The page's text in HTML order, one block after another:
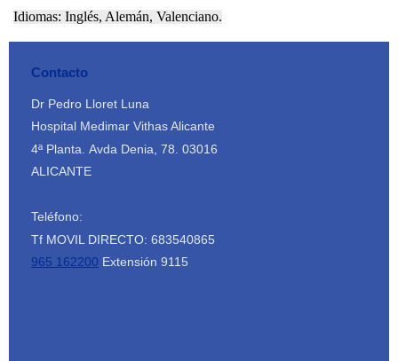
Idiomas: Inglés, Alemán, Valenciano.
Contacto
Dr Pedro Lloret Luna
Hospital Medimar Vithas Alicante
4ª Planta. Avda Denia, 78. 03016
ALICANTE
Teléfono:
Tf MOVIL DIRECTO: 683540865
965 162200 Extensión 9115